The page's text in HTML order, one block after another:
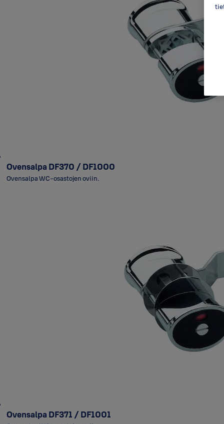
Ovensalpa DF370 / DF1000
Ovensalpa WC-osastojen oviin.
Ovensalpa DF371 / DF1001